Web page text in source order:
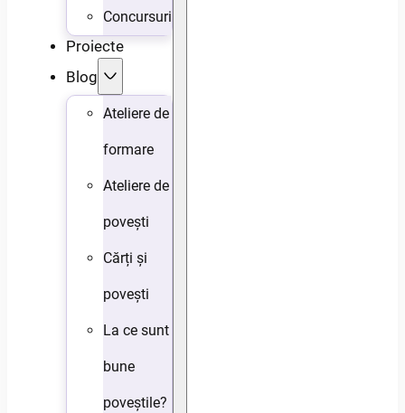
Concursuri
Proiecte
Blog
Ateliere de
formare
Ateliere de
povești
Cărți și
povești
La ce sunt
bune
poveștile?